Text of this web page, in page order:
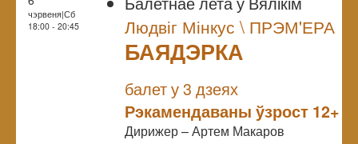
чэрвеня|Сб
18:00 - 20:45
Людвіг Мінкус \ ПРЭМ'ЕРА
БАЯДЭРКА
балет у 3 дзеях
Рэкамендаваны ўзрост 12+
Дирижер – Артем Макаров